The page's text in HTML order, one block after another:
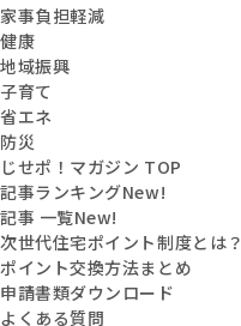
家事負担軽減
健康
地域振興
子育て
省エネ
防災
じせポ！マガジン TOP
記事ランキングNew!
記事 一覧New!
次世代住宅ポイント制度とは？
ポイント交換方法まとめ
申請書類ダウンロード
よくある質問